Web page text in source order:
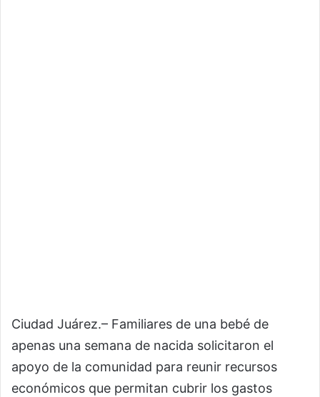
Ciudad Juárez.– Familiares de una bebé de
apenas una semana de nacida solicitaron el
apoyo de la comunidad para reunir recursos
económicos que permitan cubrir los gastos